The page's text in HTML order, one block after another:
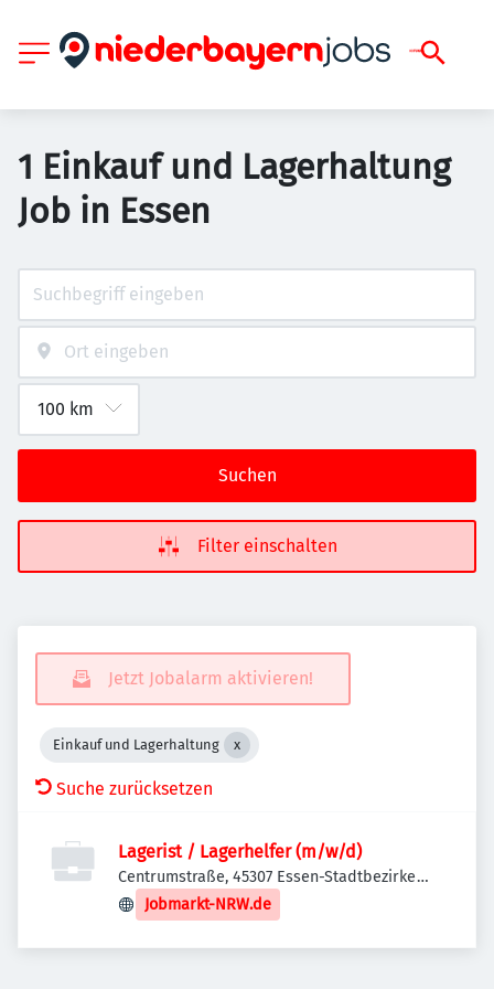
1 Einkauf und Lagerhaltung
Job in Essen
Suchen
Filter einschalten
Jetzt Jobalarm aktivieren!
Einkauf und Lagerhaltung
Suche zurücksetzen
Lagerist / Lagerhelfer (m/w/d)
Centrumstraße, 45307 Essen-Stadtbezirke
VII, Deutschland
Jobmarkt-NRW.de